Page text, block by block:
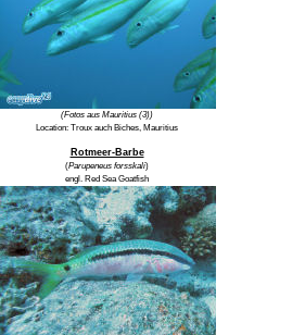
(Fotos aus Mauritius (3))
Location: Troux auch Biches, Mauritius
Rotmeer-Barbe
(Parupeneus forsskali)
engl. Red Sea Goatfish